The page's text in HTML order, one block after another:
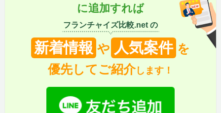
に追加すれば
フランチャイズ比較.net の
新着情報 や 人気案件 を
優先してご紹介します！